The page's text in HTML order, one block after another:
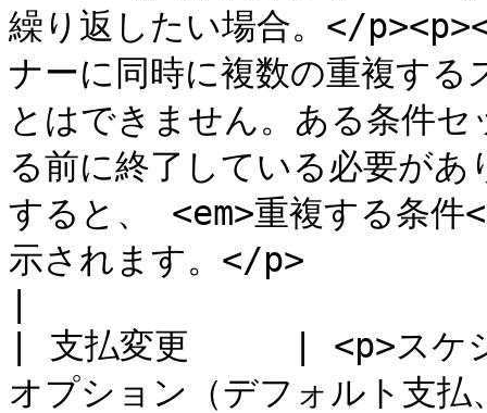
繰り返したい場合。</
ナーに同時に複数の重複す
とはできません。ある条件
る前に終了している必要が
すると、 <em>重複する条
示されます。</p>
| 支払変更     | <p>スケジ
オプション（デフォルト支